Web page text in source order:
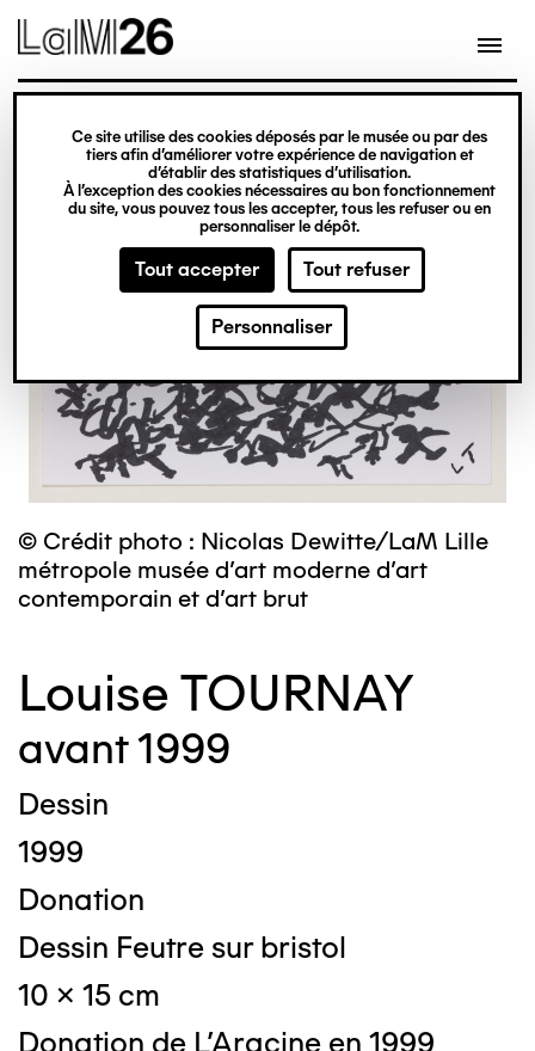
Gestion des cookies
Ce site utilise des cookies déposés par le musée ou par des
tiers afin d’améliorer votre expérience de navigation et
d’établir des statistiques d’utilisation.
À l’exception des cookies nécessaires au bon fonctionnement
du site, vous pouvez tous les accepter, tous les refuser ou en
personnaliser le dépôt.
Tout accepter Tout refuser
Personnaliser
contenu
© Crédit photo : Nicolas Dewitte/LaM Lille
métropole musée d’art moderne d’art
contemporain et d’art brut
Louise TOURNAY
avant 1999
Dessin
1999
Donation
Dessin Feutre sur bristol
10 x 15 cm
Donation de L'Aracine en 1999